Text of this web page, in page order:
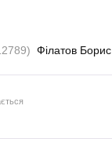
Філатов Борис